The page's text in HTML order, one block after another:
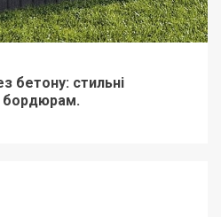
бетону: стильні
бордюрам.